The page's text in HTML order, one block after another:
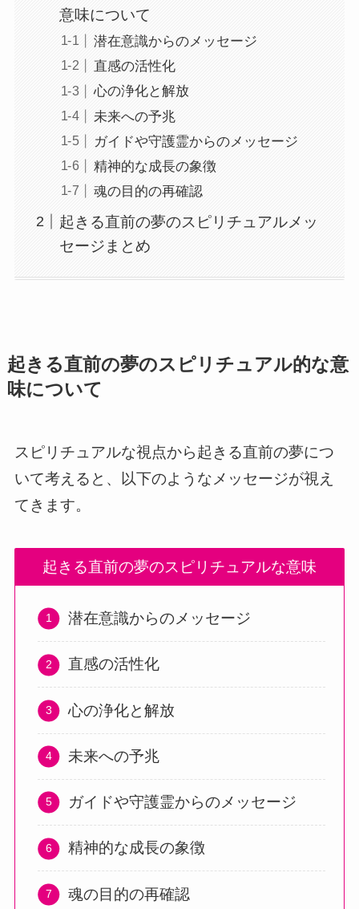
意味について
潜在意識からのメッセージ
直感の活性化
心の浄化と解放
未来への予兆
ガイドや守護霊からのメッセージ
精神的な成長の象徴
魂の目的の再確認
起きる直前の夢のスピリチュアルメッ
セージまとめ
起きる直前の夢のスピリチュアル的な意
味について
スピリチュアルな視点から起きる直前の夢につ
いて考えると、以下のようなメッセージが視え
てきます。
起きる直前の夢のスピリチュアルな意味
潜在意識からのメッセージ
直感の活性化
心の浄化と解放
未来への予兆
ガイドや守護霊からのメッセージ
精神的な成長の象徴
魂の目的の再確認